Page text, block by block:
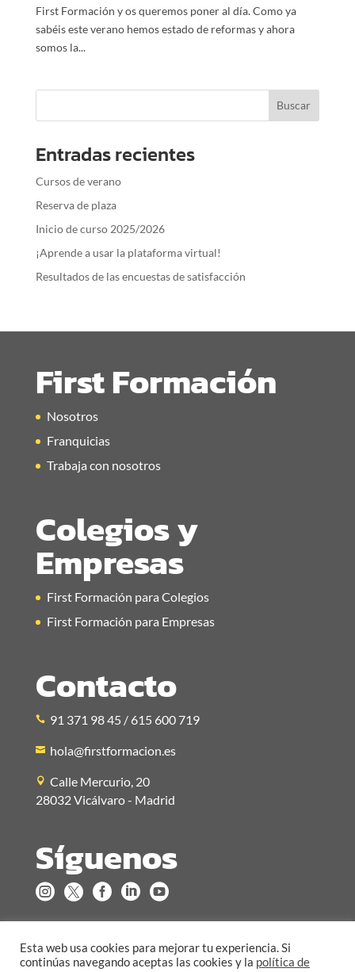
First Formación y os queremos poner al día. Como ya
sabéis este verano hemos estado de reformas y ahora
somos la...
Entradas recientes
Cursos de verano
Reserva de plaza
Inicio de curso 2025/2026
¡Aprende a usar la plataforma virtual!
Resultados de las encuestas de satisfacción
First Formación
Nosotros
Franquicias
Trabaja con nosotros
Colegios y
Empresas
First Formación para Colegios
First Formación para Empresas
Contacto
91 371 98 45 / 615 600 719
hola@firstformacion.es
Calle Mercurio, 20
28032 Vicálvaro - Madrid
Síguenos
    
Esta web usa cookies para mejorar tu experiencia. Si
continúas navegando aceptas las cookies y la política de